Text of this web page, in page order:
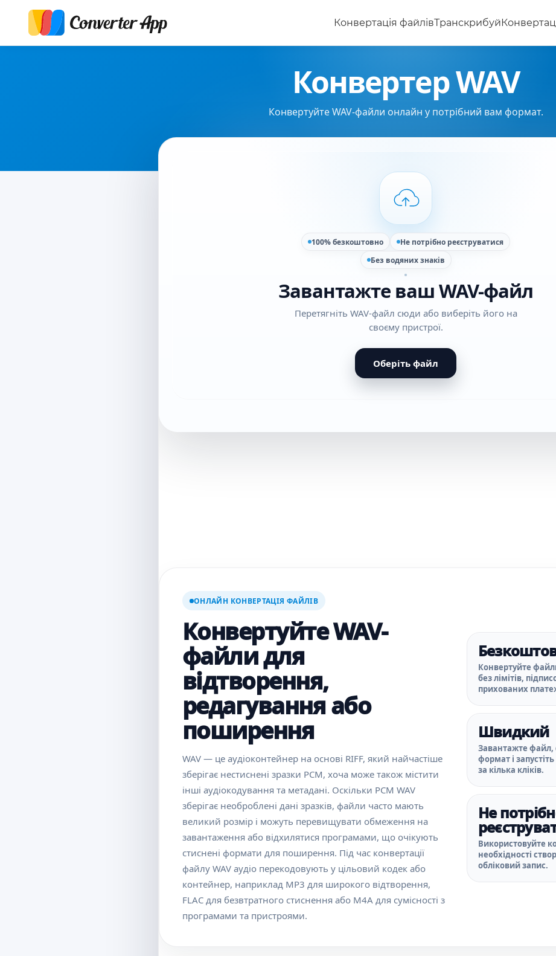
Конвертація файлівТранскрибуй
Конвертер WAV
Конвертуйте WAV-файли онлайн у потрібний вам формат.
100% безкоштовно
Не потрібно реєструватися
Без водяних знаків
Завантажте ваш WAV-файл
Перетягніть WAV-файл сюди або виберіть його на
своєму пристрої.
Оберіть файл
ОНЛАЙН КОНВЕРТАЦІЯ ФАЙЛІВ
Конвертуйте WAV-
файли для
відтворення,
редагування або
поширення
WAV — це аудіоконтейнер на основі RIFF, який найчастіше
зберігає нестиснені зразки PCM, хоча може також містити
інші аудіокодування та метадані. Оскільки PCM WAV
зберігає необроблені дані зразків, файли часто мають
великий розмір і можуть перевищувати обмеження на
завантаження або відхилятися програмами, що очікують
стиснені формати для поширення. Під час конвертації
файлу WAV аудіо перекодовують у цільовий кодек або
контейнер, наприклад MP3 для широкого відтворення,
FLAC для безвтратного стиснення або M4A для сумісності з
програмами та пристроями.
Конвертуйте
без лімітів,
прихованих
Швидкий
Завантажте файл,
формат і
за кілька кліків.
Не
Використовуйте
необхідності
обліковий запис.